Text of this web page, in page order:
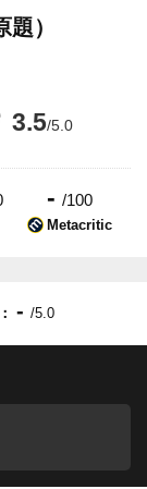
）
3.5/5.0
- /100
Metacritic
- /5.0